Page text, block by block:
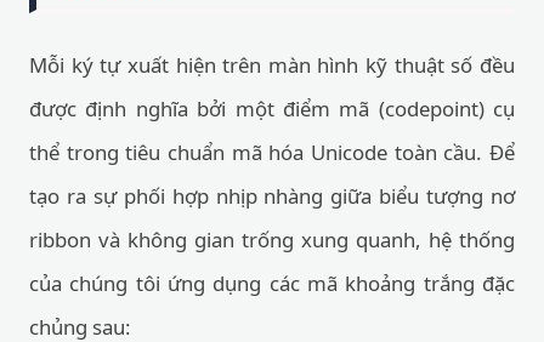
Mỗi ký tự xuất hiện trên màn hình kỹ thuật số đều
được định nghĩa bởi một điểm mã (codepoint) cụ
thể trong tiêu chuẩn mã hóa Unicode toàn cầu. Để
tạo ra sự phối hợp nhịp nhàng giữa biểu tượng nơ
ribbon và không gian trống xung quanh, hệ thống
của chúng tôi ứng dụng các mã khoảng trắng đặc
chủng sau: